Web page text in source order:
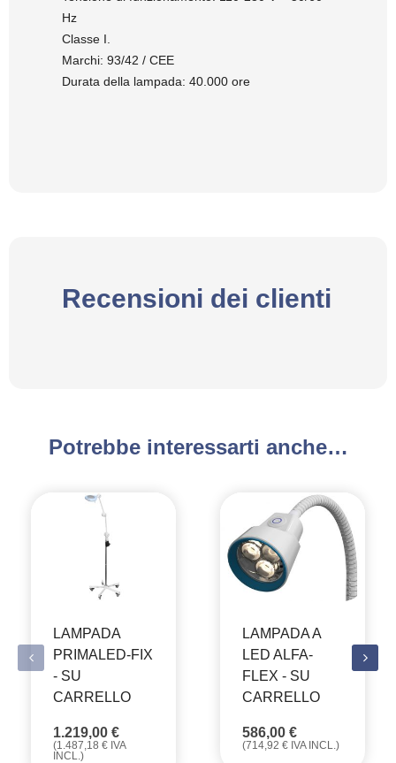
Hz
Classe I.
Marchi: 93/42 / CEE
Durata della lampada: 40.000 ore
Recensioni dei clienti
Potrebbe interessarti anche…
LAMPADA
PRIMALED-FIX
- SU
CARRELLO
1.219,00 €
(1.487,18 € IVA
INCL.)
LAMPADA A
LED ALFA-
FLEX - SU
CARRELLO
586,00 €
(714,92 € IVA INCL.)